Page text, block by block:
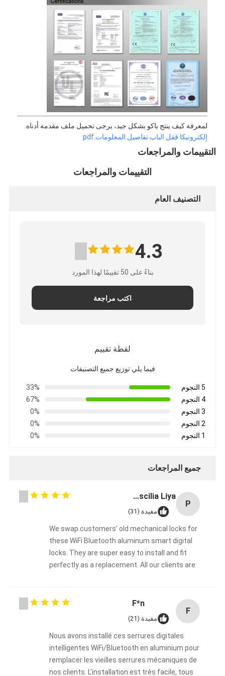
قفل الباب الذكي
قفل باب الكوخ
أجهزة ملحقات الأبواب
أزرار أبواب الأسطوانات
القفل الأنبوبي
قفل الخزانة الذكية
أقفال الأبواب المنزلقة المعدنية
لوحات دش الحمام
مجموعات خزانات الحمام
مقبضات الأثاث والأزرار
أكسوار الحقائب اليدوية
لمعرفة كيف ينتج باكو بشكل جيد، يرجى تحميل ملف مقدمة أدناه.
إلكترونيكا قفل الباب تفاصيل المعلومات.pdf
التقييمات والمراجعات
التقييمات والمراجعات
التصنيف العام
4.3
بناءً على 50 تقييمًا لهذا المورد
اكتب مراجعة
لقطة تقييم
فيما يلي توزيع جميع التصنيفات
5 النجوم
33%
4 النجوم
67%
3 النجوم
0%
2 النجوم
0%
1 النجوم
0%
جميع المراجعات
P
Priscilia Liya
مفيدة (31)
We swap customers’ old mechanical locks for
these WiFi Bluetooth aluminum smart digital
locks. They are super easy to install and fit
perfectly as a replacement. All our clients are
will keep cooperating with Bakue long-term!
F
F*n
مفيدة (21)
Nous avons installé ces serrures digitales
intelligentes WiFi/Bluetooth en aluminium pour
remplacer les vieilles serrures mécaniques de
nos clients. L’installation est très facile, tous